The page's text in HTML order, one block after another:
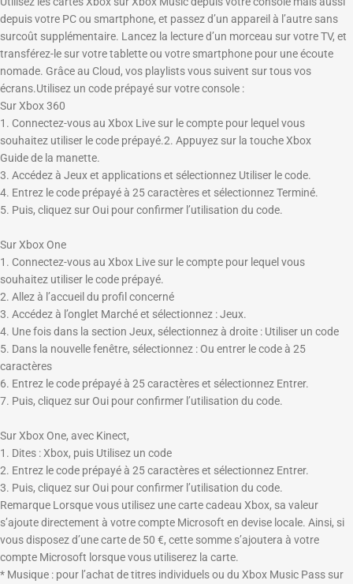
depuis votre PC ou smartphone, et passez d’un appareil à l’autre sans
surcoût supplémentaire. Lancez la lecture d’un morceau sur votre TV, et
transférez-le sur votre tablette ou votre smartphone pour une écoute
nomade. Grâce au Cloud, vos playlists vous suivent sur tous vos
écrans.Utilisez un code prépayé sur votre console :
Sur Xbox 360
1. Connectez-vous au Xbox Live sur le compte pour lequel vous
souhaitez utiliser le code prépayé.2. Appuyez sur la toucheXbox
Guidede la manette.
3. Accédez à Jeux et applicationset sélectionnez Utiliser le code.
4. Entrez le code prépayé à 25 caractères et sélectionnezTerminé.
5. Puis, cliquez sur Oui pour confirmer l’utilisation du code.
Sur Xbox One
1. Connectez-vous au Xbox Live sur le compte pour lequel vous
souhaitez utiliser le code prépayé.
2. Allez à l’accueil du profil concerné
3. Accédez à l’onglet Marchéet sélectionnez :Jeux.
4. Une fois dans la section Jeux, sélectionnez à droite : Utiliser un code
5. Dans la nouvelle fenêtre, sélectionnez : Ou entrer le code à 25
caractères
6. Entrez le code prépayé à 25 caractères et sélectionnez Entrer.
7. Puis, cliquez sur Oui pour confirmer l’utilisation du code.
Sur Xbox One, avec Kinect,
1. Dites :Xbox, puis Utilisez un code
2. Entrez le code prépayé à 25 caractères et sélectionnez Entrer.
3. Puis, cliquez sur Oui pour confirmer l’utilisation du code.
Remarque Lorsque vous utilisez une carte cadeau Xbox, sa valeur
s’ajoute directement à votre compte Microsoft en devise locale. Ainsi, si
vous disposez d’une carte de 50 €, cette somme s’ajoutera à votre
compte Microsoft lorsque vous utiliserez la carte.
* Musique : pour l’achat de titres individuels ou du Xbox Music Pass sur